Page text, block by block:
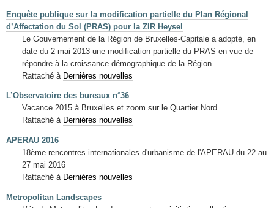
Enquête publique sur la modification partielle du Plan Régional
d’Affectation du Sol (PRAS) pour la ZIR Heysel
Le Gouvernement de la Région de Bruxelles-Capitale a adopté, en
date du 2 mai 2013 une modification partielle du PRAS en vue de
répondre à la croissance démographique de la Région.
Rattaché à Dernières nouvelles
L’Observatoire des bureaux n°36
Vacance 2015 à Bruxelles et zoom sur le Quartier Nord
Rattaché à Dernières nouvelles
APERAU 2016
18ème rencontres internationales d'urbanisme de l'APERAU du 22 au
27 mai 2016
Rattaché à Dernières nouvelles
Metropolitan Landscapes